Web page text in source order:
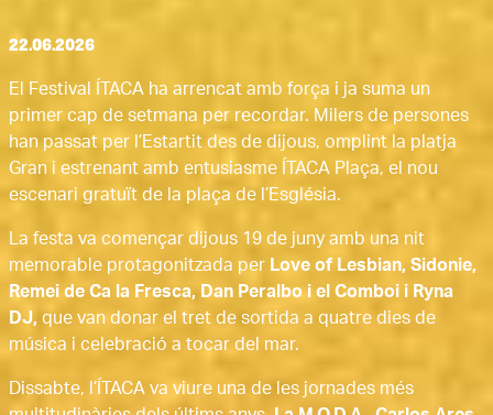
22.06.2026
El Festival ÍTACA ha arrencat amb força i ja suma un
primer cap de setmana per recordar. Milers de persones
han passat per l’Estartit des de dijous, omplint la platja
Gran i estrenant amb entusiasme ÍTACA Plaça, el nou
escenari gratuït de la plaça de l’Església.
La festa va començar dijous 19 de juny amb una nit
memorable protagonitzada per Love of Lesbian, Sidonie,
Remei de Ca la Fresca, Dan Peralbo i el Comboi i Ryna
DJ, que van donar el tret de sortida a quatre dies de
música i celebració a tocar del mar.
Dissabte, l’ÍTACA va viure una de les jornades més